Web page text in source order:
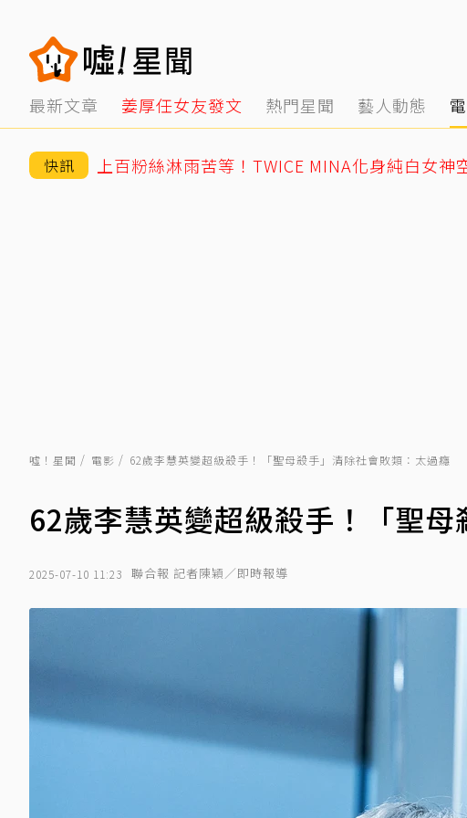
最新文章 姜厚任女友發文 熱門星聞 藝人動態
快訊 上百粉絲淋雨苦等！TWICE MINA化身純白女神
噓！星聞 電影 62歲李慧英變超級殺手！「聖母殺手」清除社會敗類：太過癮
62歲李慧英變超級殺手！「聖
2025-07-10 11:23 聯合報 記者陳穎／即時報導